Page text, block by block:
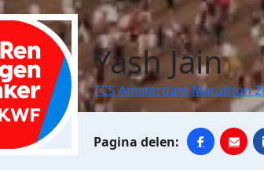
Yash Jain
TCS Amsterdam Marathon